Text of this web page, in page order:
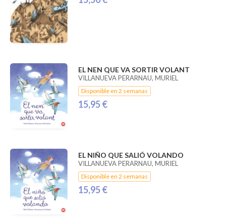
EL NEN QUE VA SORTIR VOLANT
VILLANUEVA PERARNAU, MURIEL
Disponible en 2 semanas
15,95 €
EL NIÑO QUE SALIÓ VOLANDO
VILLANUEVA PERARNAU, MURIEL
Disponible en 2 semanas
15,95 €